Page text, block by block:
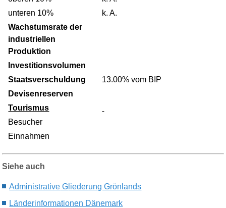
unteren 10%
k. A.
Wachstumsrate der
industriellen
Produktion
Investitionsvolumen
Staatsverschuldung
13.00% vom BIP
Devisenreserven
Tourismus
Besucher
Einnahmen
Siehe auch
Administrative G liederung Grönlands
Länderinformationen Dänemark